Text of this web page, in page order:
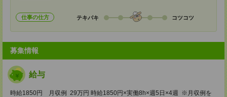
仕事の仕方 テキパキ コツコツ
募集情報
給与
時給1850円 月収例 29万円 時給1850円×実働8h×週5日×4週 ※月収例を